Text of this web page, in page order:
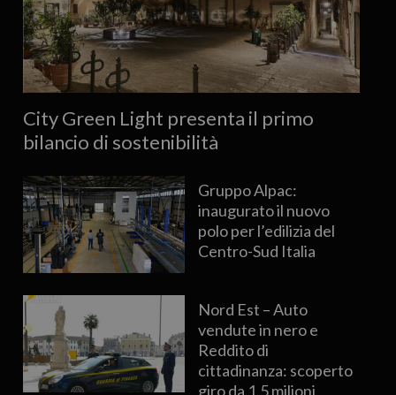
City Green Light presenta il primo
bilancio di sostenibilità
Gruppo Alpac:
inaugurato il nuovo
polo per l’edilizia del
Centro-Sud Italia
Nord Est – Auto
vendute in nero e
Reddito di
cittadinanza: scoperto
giro da 1,5 milioni